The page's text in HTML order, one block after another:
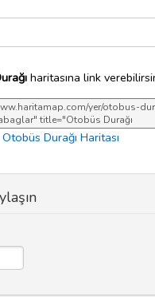
haritasına link
Otobüs Durağı Haritası